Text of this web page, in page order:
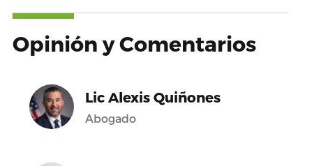
Opinión y Comentarios
Lic Alexis Quiñones
Abogado